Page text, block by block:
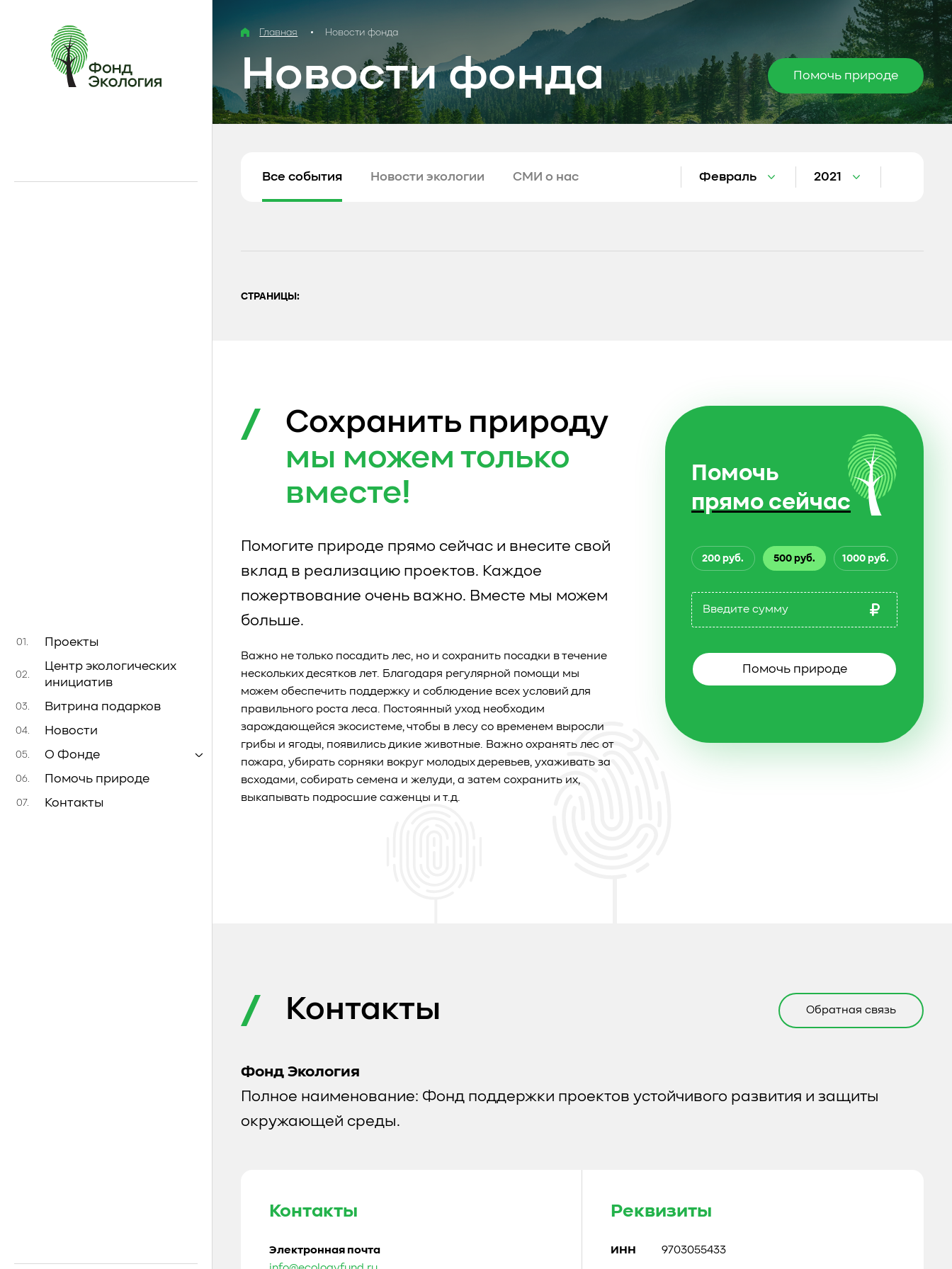
01. Проекты
02.
Центр экологических
инициатив
03. Витрина подарков
04. Новости
05. О Фонде
06. Помочь природе
07. Контакты
Главная Новости фонда
Новости фонда Помочь природе
Все события Новости экологии СМИ о нас Февраль 2021
СТРАНИЦЫ:
Сохранить природу
мы можем только
вместе!
Помогите природе прямо сейчас и внесите свой
вклад в реализацию проектов. Каждое
пожертвование очень важно. Вместе мы можем
больше.
Важно не только посадить лес, но и сохранить посадки в течение
нескольких десятков лет. Благодаря регулярной помощи мы
можем обеспечить поддержку и соблюдение всех условий для
правильного роста леса. Постоянный уход необходим
зарождающейся экосистеме, чтобы в лесу со временем выросли
грибы и ягоды, появились дикие животные. Важно охранять лес от
пожара, убирать сорняки вокруг молодых деревьев, ухаживать за
всходами, собирать семена и желуди, а затем сохранить их,
выкапывать подросшие саженцы и т.д.
Помочь
прямо сейчас
200 руб. 500 руб. 1000 руб.
Помочь природе
Контакты Обратная связь
Фонд Экология
Полное наименование: Фонд поддержки проектов устойчивого развития и защиты
окружающей среды.
Контакты
Электронная почта
Реквизиты
ИНН 9703055433